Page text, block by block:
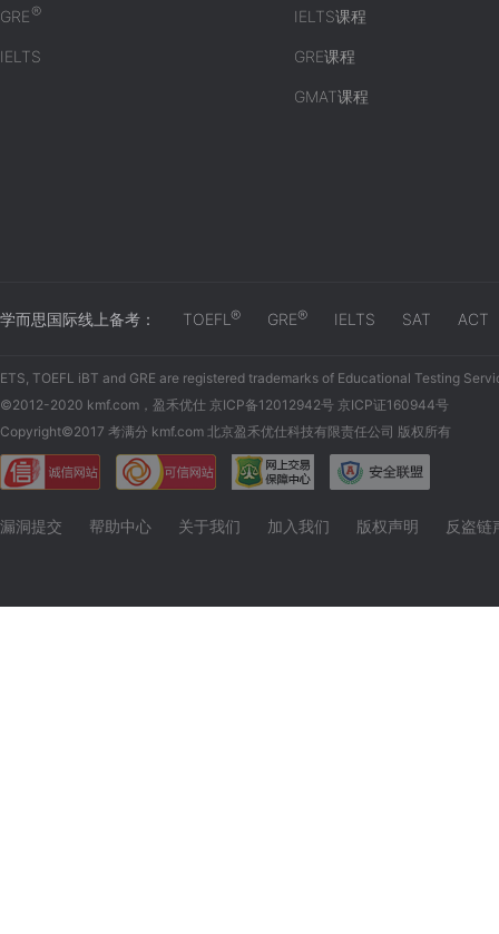
GRE®
IELTS
IELTS课程
GRE课程
GMAT课程
学而思国际线上备考： TOEFL ® GRE® IELTS SAT ACT
ETS, TOEFL iBT and GRE are registered trademarks of Educational Testing
©2012-2020 kmf.com，盈禾优仕 京ICP备12012942号 京ICP证160944号
Copyright©2017 考满分 kmf.com 北京盈禾优仕科技有限责任公司 版权所有
漏洞提交 帮助中心 关于我们 加入我们 版权声明 反盗链